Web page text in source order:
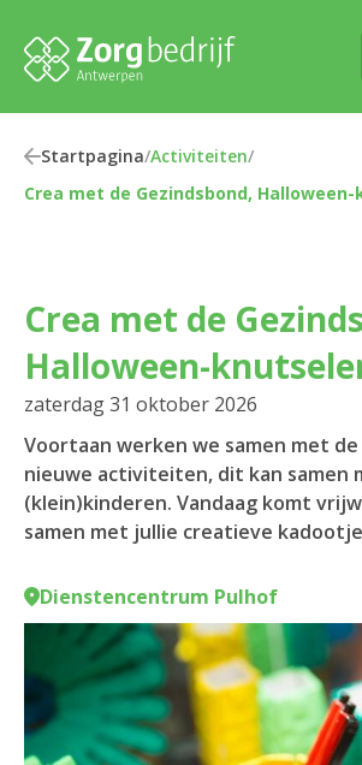
Startpagina/Activiteiten/
Crea met de Gezindsbond,
Crea met de Gezindsbond,
Halloween-
zaterdag 31 oktober 2026
Voortaan werken we samen met de
nieuwe activiteiten, dit kan samen
(klein)kinderen. Vandaag komt
samen met jullie creatieve
Dienstencentrum Pulhof